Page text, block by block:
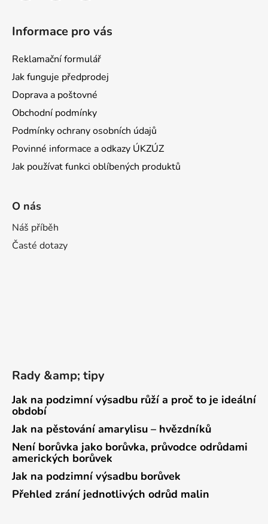
Informace pro vás
Reklamační formulář
Jak funguje předprodej
Doprava a poštovné
Obchodní podmínky
Podmínky ochrany osobních údajů
Povinné informace a odkazy ÚKZÚZ
Jak používat funkci oblíbených produktů
O nás
Náš příběh
Časté dotazy
Rady &amp; tipy
Jak na podzimní výsadbu růží a proč to je ideální
období
Jak na pěstování amarylisu – hvězdníků
Není borůvka jako borůvka, průvodce odrůdami
amerických borůvek
Jak na podzimní výsadbu borůvek
Přehled zrání jednotlivých odrůd malin